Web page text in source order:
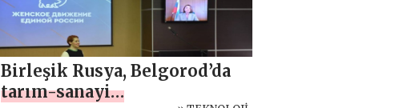
Birleşik Rusya, Belgorod’da
tarım-sanayi